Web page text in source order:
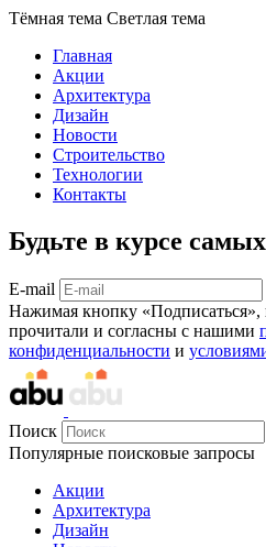
Тёмная тема Светлая тема
Главная
Акции
Архитектура
Дизайн
Новости
Строительство
Технологии
Контакты
Будьте в курсе
E-mail
Нажимая кнопку «Подписаться»,
прочитали и согласны с нашими
конфиденциальности и
Поиск
Популярные поисковые запросы
Акции
Архитектура
Дизайн